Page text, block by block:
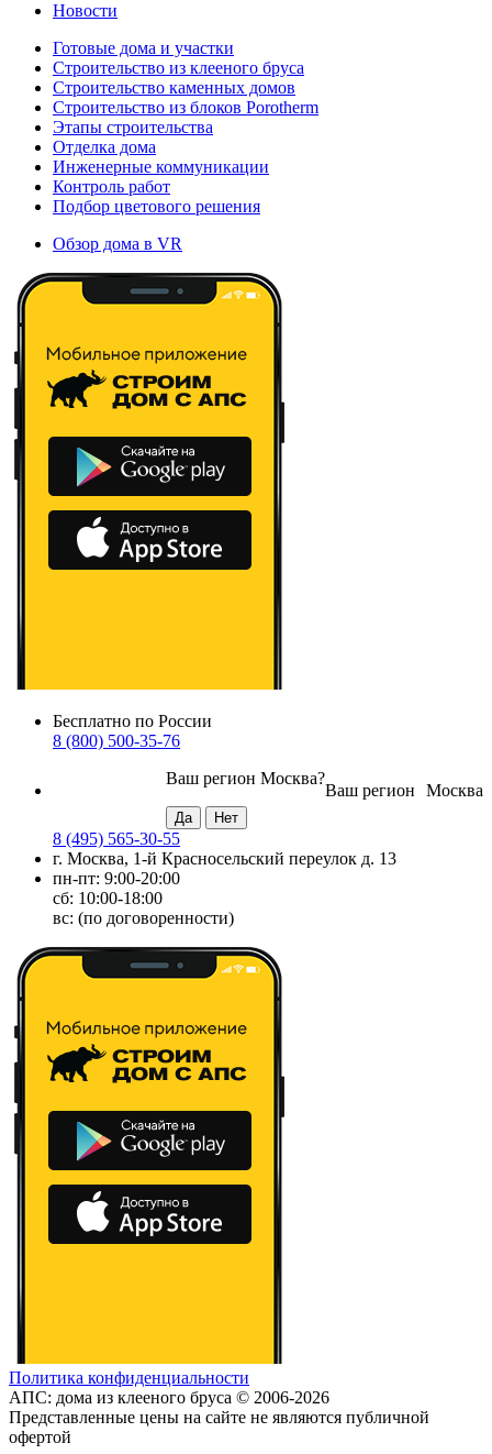
Новости
Готовые дома и участки
Строительство из клееного бруса
Строительство каменных домов
Строительство из блоков Porotherm
Этапы строительства
Отделка дома
Инженерные коммуникации
Контроль работ
Подбор цветового решения
Обзор дома в VR
Бесплатно по России
8 (800) 500-35-76
Москва
Ваш регион
Ваш регион Москва?
8 (495) 565-30-55
г. Москва, 1-й Красносельский переулок д. 13
пн-пт: 9:00-20:00
сб: 10:00-18:00
вс: (по договоренности)
Политика конфиденциальности
АПС: дома из клееного бруса © 2006-2026
Представленные цены на сайте не являются публичной
офертой